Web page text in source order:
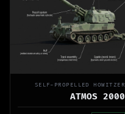
SELF-PROPELLED HOWITZER
ATMOS 2000